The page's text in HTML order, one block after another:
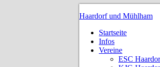
Haardorf und Mühlham
Startseite
Infos
Vereine
ESC